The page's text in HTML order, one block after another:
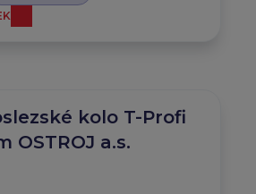
kolo T-Profi
OSTROJ a.s.